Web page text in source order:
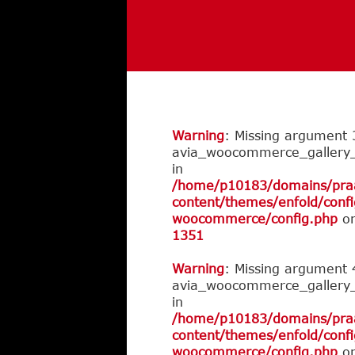
Warning: Missing argument
in
/home/p10183/domains/
content/themes/enfold/
woocommerce/config.php
1351
Warning: Missing argument
in
/home/p10183/domains/
content/themes/enfold/
woocommerce/config.php